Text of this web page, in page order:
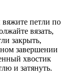
вяжите петли по
вязать,
закрыть,
завершении
хвостик
и затянуть.